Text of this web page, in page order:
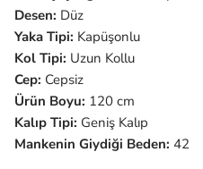
Desen: Düz
Yaka Tipi: Kapüşonlu
Kol Tipi: Uzun Kollu
Cep: Cepsiz
Ürün Boyu: 120 cm
Kalıp Tipi: Geniş Kalıp
Mankenin Giydiği Beden: 42